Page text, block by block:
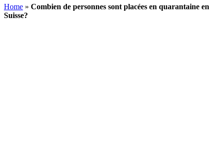
Home » Combien de personnes sont placées en quarantaine en
Suisse?